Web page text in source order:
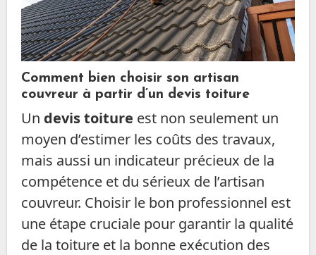
Comment bien choisir son artisan
couvreur à partir d’un devis toiture
Un devis toiture est non seulement un
moyen d’estimer les coûts des travaux,
mais aussi un indicateur précieux de la
compétence et du sérieux de l’artisan
couvreur. Choisir le bon professionnel est
une étape cruciale pour garantir la qualité
de la toiture et la bonne exécution des